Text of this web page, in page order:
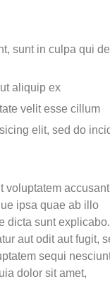
sunt in culpa qui
aliquip ex
velit esse cillum
elit, sed do
voluptatem
ipsa quae ab illo
dicta sunt
aut odit aut fugit,
sequi
dolor sit amet,